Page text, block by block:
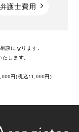
弁護士費用
談になります。
します。
円(税込11,000円)